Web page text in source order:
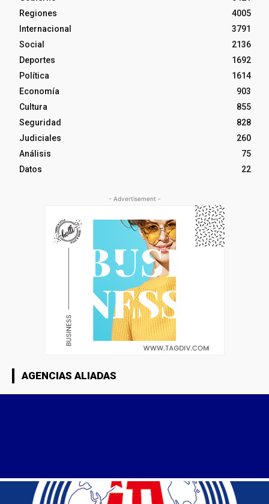
Regiones
4005
Internacional
3791
Social
2136
Deportes
1692
Política
1614
Economía
903
Cultura
855
Seguridad
828
Judiciales
260
Análisis
75
Datos
22
- Advertisement -
AGENCIAS ALIADAS